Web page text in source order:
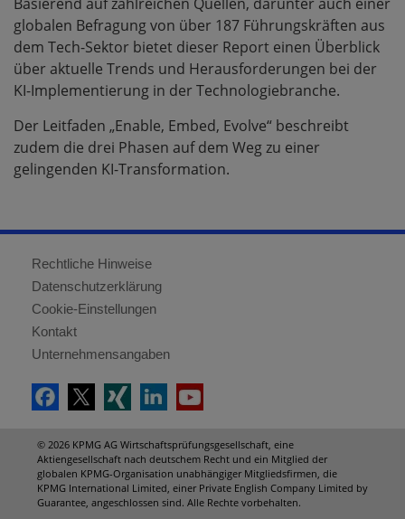
globalen Befragung von über 187 Führungskräften aus
dem Tech-Sektor bietet dieser Report einen Überblick
über aktuelle Trends und Herausforderungen bei der
KI-Implementierung in der Technologiebranche.
Der Leitfaden „Enable, Embed, Evolve“ beschreibt
zudem die drei Phasen auf dem Weg zu einer
gelingenden KI-Transformation.
Rechtliche Hinweise
Datenschutzerklärung
Cookie-Einstellungen
Kontakt
Unternehmensangaben
© 2026 KPMG AG Wirtschaftsprüfungsgesellschaft, eine
Aktiengesellschaft nach deutschem Recht und ein Mitglied der
globalen KPMG-Organisation unabhängiger Mitgliedsfirmen, die
KPMG International Limited, einer Private English Company Limited by
Guarantee, angeschlossen sind. Alle Rechte vorbehalten.